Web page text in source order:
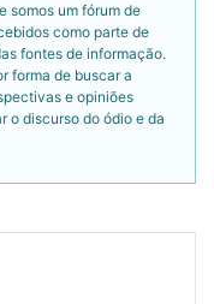
somos um fórum de
como parte de
fontes de informação.
forma de buscar a
e opiniões
o discurso do ódio e da